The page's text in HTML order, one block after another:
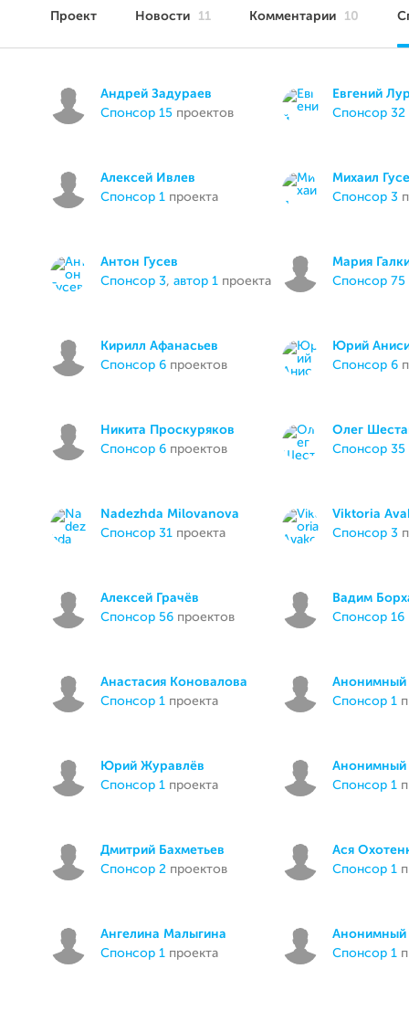
Проект Новости 11 Комментарии 10
Андрей Задураев
спонсор 15 проектов
Евгений
спонсор 32
Алексей Ивлев
спонсор 1 проекта
Михаил
спонсор 3
Антон Гусев
спонсор 3, автор 1 проекта
Мария
спонсор 75
Кирилл Афанасьев
спонсор 6 проектов
Юрий
спонсор 6
Никита Проскуряков
спонсор 6 проектов
Олег
спонсор 35
Nadezhda Milovanova
спонсор 31 проекта
Viktoria
спонсор 3
Алексей Грачёв
спонсор 56 проектов
Вадим
спонсор 16
Анастасия Коновалова
спонсор 1 проекта
Анонимный
спонсор 1
Юрий Журавлёв
спонсор 1 проекта
Анонимный
спонсор 1
Дмитрий Бахметьев
спонсор 2 проектов
Ася
спонсор 1
Ангелина Малыгина
спонсор 1 проекта
Анонимный
спонсор 1